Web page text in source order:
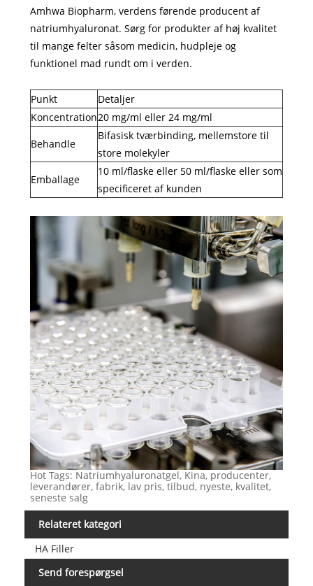
Amhwa Biopharm, verdens førende producent af
natriumhyaluronat. Sørg for produkter af høj kvalitet
til mange felter såsom medicin, hudpleje og
funktionel mad rundt om i verden.
Punkt
Detaljer
Koncentration20 mg/ml eller 24 mg/ml
Behandle
Bifasisk tværbinding, mellemstore til
store molekyler
Emballage
10 ml/flaske eller 50 ml/flaske eller som
specificeret af kunden
Hot Tags: Natriumhyaluronatgel, Kina, producenter,
leverandører, fabrik, lav pris, tilbud, nyeste, kvalitet,
seneste salg
Relateret kategori
HA Filler
Send forespørgsel